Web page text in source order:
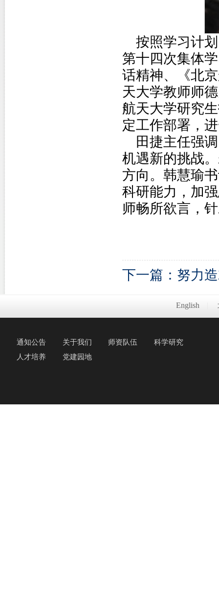
按照学习计
第十四次集体
话精神、《北
天大学教师师
航天大学研究
定工作部署，
田捷主任强
机遇新的挑战
方向。韩慧瑜
科研能力，加
师畅所欲言，
下一篇：努力
English
通知公告 关于我们 师资队伍
科学研究
人才培养
党建园地